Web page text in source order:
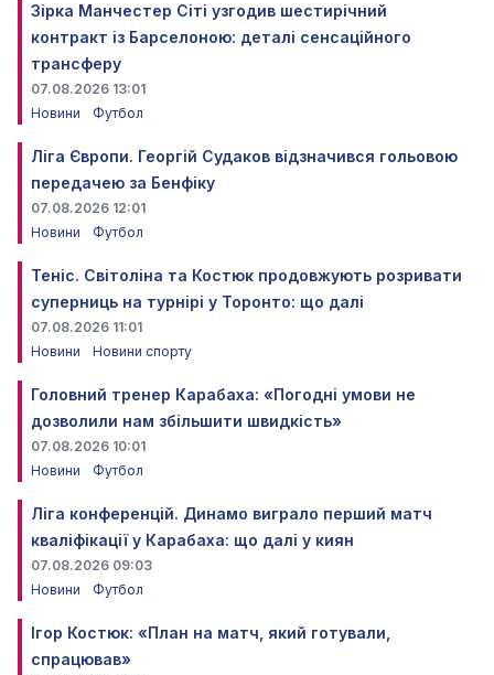
Зірка Манчестер Сіті узгодив шестирічний
контракт із Барселоною: деталі сенсаційного
трансферу
07.08.2026 13:01
Новини
Футбол
Ліга Європи. Георгій Судаков відзначився гольовою
передачею за Бенфіку
07.08.2026 12:01
Новини
Футбол
Теніс. Світоліна та Костюк продовжують розривати
суперниць на турнірі у Торонто: що далі
07.08.2026 11:01
Новини
Новини спорту
Головний тренер Карабаха: «Погодні умови не
дозволили нам збільшити швидкість»
07.08.2026 10:01
Новини
Футбол
Ліга конференцій. Динамо виграло перший матч
кваліфікації у Карабаха: що далі у киян
07.08.2026 09:03
Новини
Футбол
Ігор Костюк: «План на матч, який готували,
спрацював»